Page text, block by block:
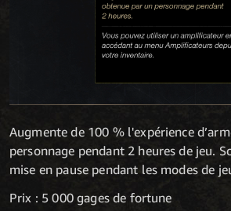
Augmente de 100 % l'expérience
personnage pendant 2 heures de jeu.
mise en pause pendant les modes de
Prix : 5 000 gages de fortune